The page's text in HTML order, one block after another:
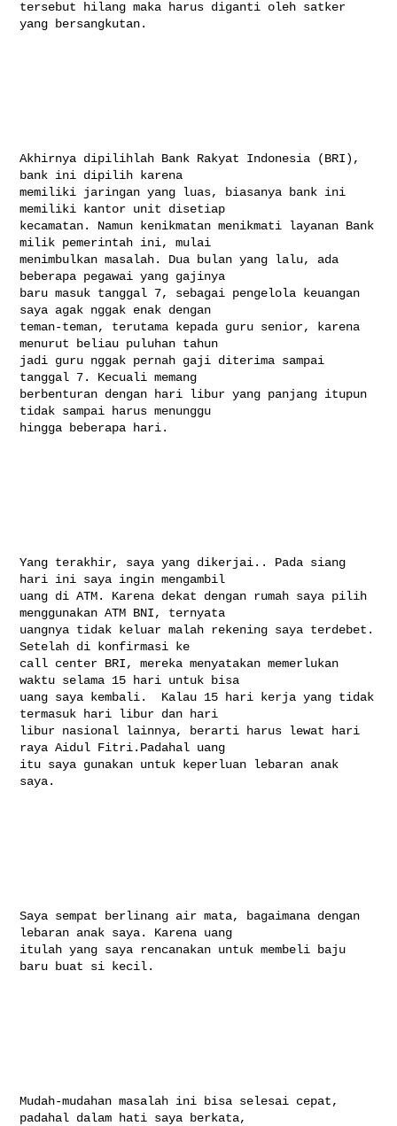
tersebut hilang maka harus diganti oleh satker
yang bersangkutan.
Akhirnya dipilihlah Bank Rakyat Indonesia (BRI),
bank ini dipilih karena
memiliki jaringan yang luas, biasanya bank ini
memiliki kantor unit disetiap
kecamatan. Namun kenikmatan menikmati layanan Bank
milik pemerintah ini, mulai
menimbulkan masalah. Dua bulan yang lalu, ada
beberapa pegawai yang gajinya
baru masuk tanggal 7, sebagai pengelola keuangan
saya agak nggak enak dengan
teman-teman, terutama kepada guru senior, karena
menurut beliau puluhan tahun
jadi guru nggak pernah gaji diterima sampai
tanggal 7. Kecuali memang
berbenturan dengan hari libur yang panjang itupun
tidak sampai harus menunggu
hingga beberapa hari.
Yang terakhir, saya yang dikerjai.. Pada siang
hari ini saya ingin mengambil
uang di ATM. Karena dekat dengan rumah saya pilih
menggunakan ATM BNI, ternyata
uangnya tidak keluar malah rekening saya terdebet.
Setelah di konfirmasi ke
call center BRI, mereka menyatakan memerlukan
waktu selama 15 hari untuk bisa
uang saya kembali.  Kalau 15 hari kerja yang tidak
termasuk hari libur dan hari
libur nasional lainnya, berarti harus lewat hari
raya Aidul Fitri.Padahal uang
itu saya gunakan untuk keperluan lebaran anak
saya.
Saya sempat berlinang air mata, bagaimana dengan
lebaran anak saya. Karena uang
itulah yang saya rencanakan untuk membeli baju
baru buat si kecil.
Mudah-mudahan masalah ini bisa selesai cepat,
padahal dalam hati saya berkata,